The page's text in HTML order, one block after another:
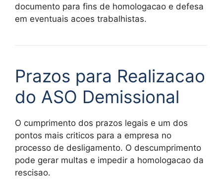
documento para fins de homologacao e defesa
em eventuais acoes trabalhistas.
Prazos para Realizacao
do ASO Demissional
O cumprimento dos prazos legais e um dos
pontos mais criticos para a empresa no
processo de desligamento. O descumprimento
pode gerar multas e impedir a homologacao da
rescisao.